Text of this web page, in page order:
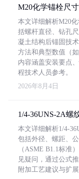
M20化学锚栓尺
本文详细解析M20
括螺杆直径、钻孔
凝土结构后锚固技
方法和典型数值（
内容涵盖安装要点
程技术人员参考。
2026年8月4日
1/4-36UNS-2A螺
本文详细解析1/4-
包括外径、螺距、
（ASME B1.1标准
见疑问，通过公式
附加工艺建议与扩展